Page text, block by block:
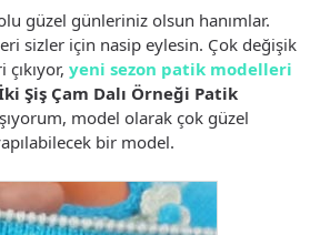
güzel günleriniz olsun hanımlar.
sizler için nasip eylesin. Çok değişik
yeni sezon patik modelleri
Şiş Çam Dalı Örneği Patik
model olarak çok güzel
bir model.